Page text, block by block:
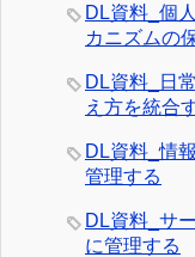
DL資料_個
カニズムの
DL資料_日
え方を統合
DL資料_情
管理する
DL資料_サ
に管理する